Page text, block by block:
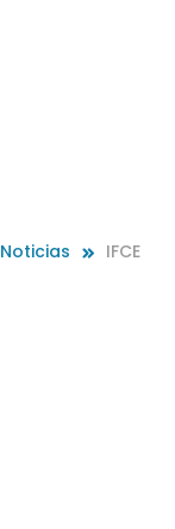
Noticias IFCE